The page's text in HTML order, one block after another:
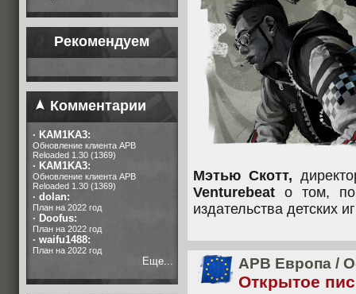
Рекомендуем
Комментарии
· KAM1KA3:
Обновление клиента APB
Reloaded 1.30 (1369)
· KAM1KA3:
Обновление клиента APB
Reloaded 1.30 (1369)
· dolan:
План на 2022 год
· Doofus:
План на 2022 год
· waifu1488:
План на 2022 год
Еще...
Мэтью Скотт,
Venturebeat о том,
издательства детских
APB Европа /
Открытое